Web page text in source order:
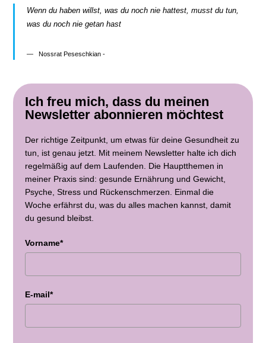
Wenn du haben willst, was du noch nie hattest, musst du tun,
was du noch nie getan hast
Nossrat Peseschkian -
Ich freu mich, dass du meinen
Newsletter abonnieren möchtest
Der richtige Zeitpunkt, um etwas für deine Gesundheit zu
tun, ist genau jetzt. Mit meinem Newsletter halte ich dich
regelmäßig auf dem Laufenden. Die Hauptthemen in
meiner Praxis sind: gesunde Ernährung und Gewicht,
Psyche, Stress und Rückenschmerzen. Einmal die
Woche erfährst du, was du alles machen kannst, damit
du gesund bleibst.
Vorname*
E-mail*